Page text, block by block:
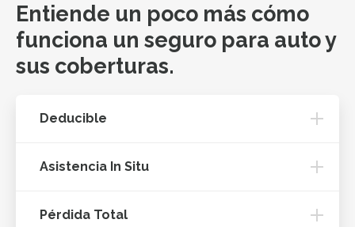
Entiende un poco más cómo
funciona un seguro para auto y
sus coberturas.
Deducible
Asistencia In Situ
Pérdida Total